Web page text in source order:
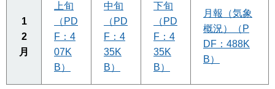
1
2
月
上旬
（PD
F：4
07K
B）
中旬
（PD
F：4
35K
B）
下旬
（PD
F：4
35K
B）
月報（気象
概況）（P
DF：488K
B）